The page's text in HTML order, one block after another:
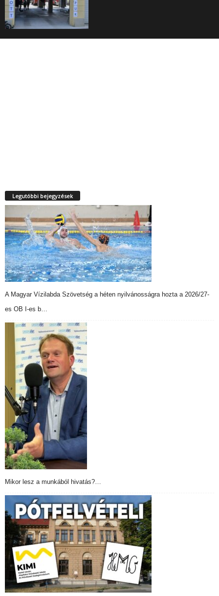
Legutóbbi bejegyzések
A Magyar Vízilabda Szövetség a héten nyilvánosságra hozta a 2026/27-
es OB I-es b…
Mikor lesz a munkából hivatás?…